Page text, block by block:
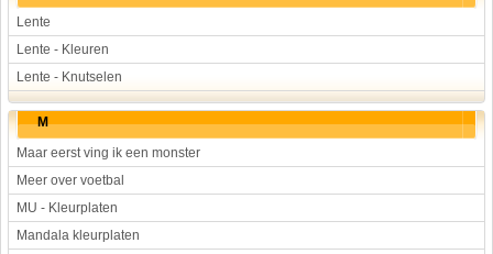
Lente
Lente - Kleuren
Lente - Knutselen
M
Maar eerst ving ik een monster
Meer over voetbal
MU - Kleurplaten
Mandala kleurplaten